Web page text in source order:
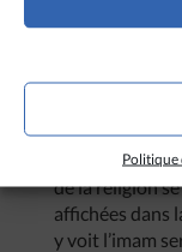
Politique
construction.
quelques
femmes d’un
Dans la
de la religion
affichées dans
y voit l’imam